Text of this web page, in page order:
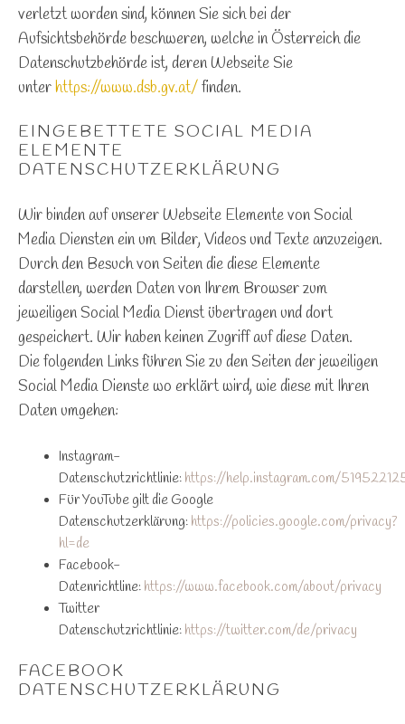
verletzt worden sind, können Sie sich bei der
Aufsichtsbehörde beschweren, welche in Österreich die
Datenschutzbehörde ist, deren Webseite Sie
unterhttps://www.dsb.gv.at/finden.
EINGEBETTETE SOCIAL MEDIA
ELEMENTE
DATENSCHUTZERKLÄRUNG
Wir binden auf unserer Webseite Elemente von Social
Media Diensten ein um Bilder, Videos und Texte anzuzeigen.
Durch den Besuch von Seiten die diese Elemente
darstellen, werden Daten von Ihrem Browser zum
jeweiligen Social Media Dienst übertragen und dort
gespeichert. Wir haben keinen Zugriff auf diese Daten.
Die folgenden Links führen Sie zu den Seiten der jeweiligen
Social Media Dienste wo erklärt wird, wie diese mit Ihren
Daten umgehen:
Instagram-
Datenschutzrichtlinie: https://help.instagram.com/
Für YouTube gilt die Google
Datenschutzerklärung: https://policies.google.com/privacy?
hl=de
Facebook-
Datenrichtline: https://www.facebook.com/about/privacy
Twitter
Datenschutzrichtlinie: https://twitter.com/de/privacy
FACEBOOK
DATENSCHUTZERKLÄRUNG